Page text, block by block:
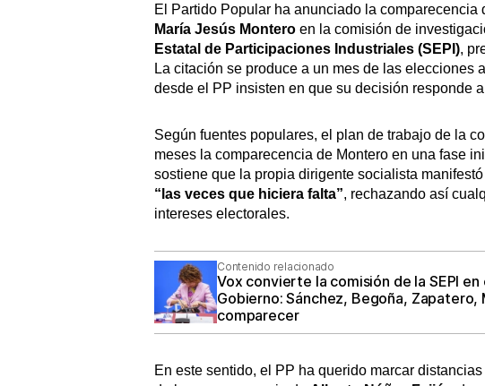
El Partido Popular ha anunciado la
María Jesús Montero en la comisión de
Estatal de Participaciones Industriales (SEPI),
La citación se produce a un mes de las elecciones
desde el PP insisten en que su decisión responde
Según fuentes populares, el plan de trabajo de la
meses la comparecencia de Montero en una fase
sostiene que la propia dirigente socialista
“las veces que hiciera falta”, rechazando así
intereses electorales.
Contenido relacionado
Vox convierte la comisión de la SEPI
Gobierno: Sánchez, Begoña,
comparecer
En este sentido, el PP ha querido marcar